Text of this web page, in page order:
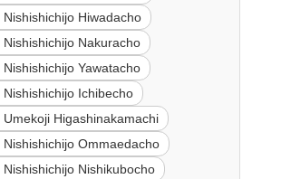
Hiwadacho
Nakuracho
Yawatacho
Ichibecho
Higashinakamachi
Ommaedacho
Nishikubocho